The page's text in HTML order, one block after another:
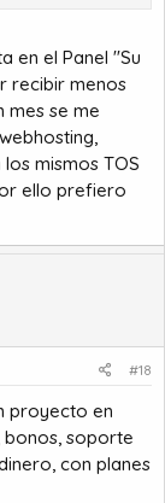
en el Panel "Su
recibir menos
mes se me
mismos TOS
ello prefiero
#18
proyecto en
bonos, soporte
con planes